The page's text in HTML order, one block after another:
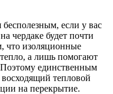
если у вас
чердаке будет почти
что изоляционные
а лишь помогают
единственным
тепловой
на перекрытие.